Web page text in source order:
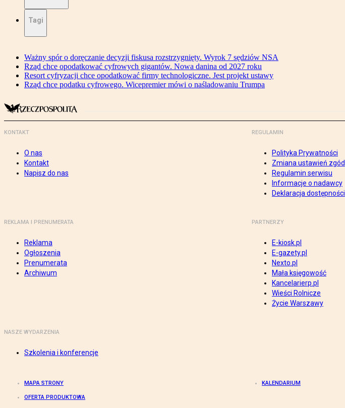
Tagi
Ważny spór o doręczanie decyzji fiskusa rozstrzygnięty. Wyrok 7 sędziów NSA
Rząd chce opodatkować cyfrowych gigantów. Nowa danina od 2027 roku
Resort cyfryzacji chce opodatkować firmy technologiczne. Jest projekt ustawy
Rząd chce podatku cyfrowego. Wicepremier mówi o naśladowaniu Trumpa
KONTAKT
O nas
Kontakt
Napisz do nas
REGULAMIN
Polityka Prywatności
Zmiana ustawień zgód
Regulamin serwisu
Informacje o nadawcy
Deklaracja dostępności
REKLAMA I PRENUMERATA
Reklama
Ogłoszenia
Prenumerata
Archiwum
PARTNERZY
E-kiosk.pl
E-gazety.pl
Nexto.pl
Mała księgowość
Kancelarierp.pl
Wieści Rolnicze
Życie Warszawy
NASZE WYDARZENIA
Szkolenia i konferencje
MAPA STRONY KALENDARIUM
OFERTA PRODUKTOWA